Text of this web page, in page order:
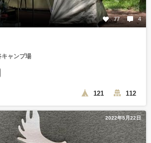
77 4
キャンプ場
121 112
2022年5月22日